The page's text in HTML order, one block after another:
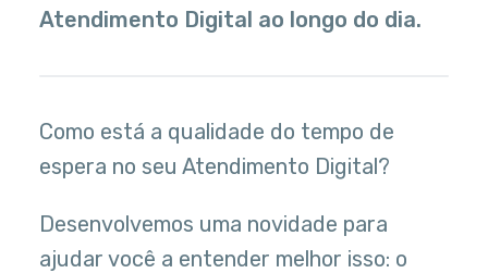
Atendimento Digital ao longo do dia.
Como está a qualidade do tempo de
espera no seu Atendimento Digital?
Desenvolvemos uma novidade para
ajudar você a entender melhor isso: o